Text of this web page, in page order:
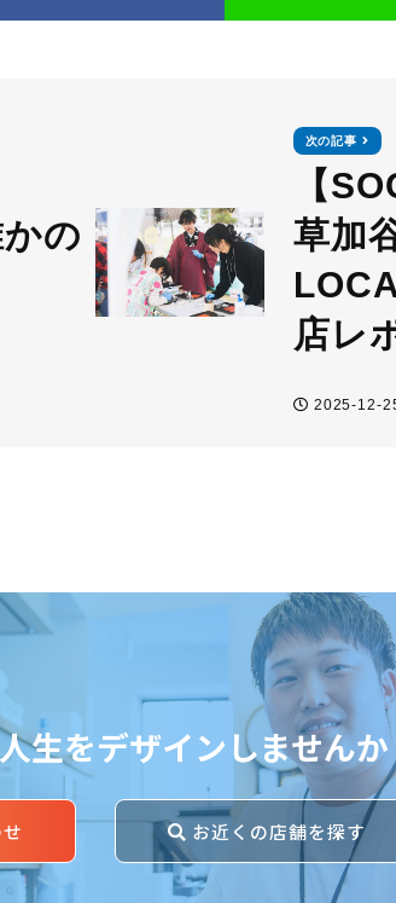
の
次の記事
【
草加
店レ
2025-12-
生をデザインしませんか
お近くの店舗を探す